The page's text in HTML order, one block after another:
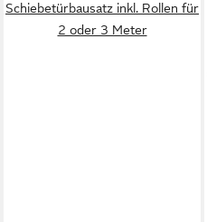
Schiebetürbausatz inkl. Rollen für
2 oder 3 Meter